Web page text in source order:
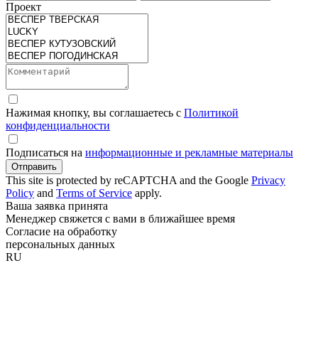
Проект
Нажимая кнопку, вы соглашаетесь с Политикой
конфиденциальности
Подписаться на информационные и рекламные материалы
Отправить
This site is protected by reCAPTCHA and the Google Privacy
Policy and Terms of Service apply.
Ваша заявка принята
Менеджер свяжется с вами в ближайшее время
Согласие на обработку
персональных данных
RU